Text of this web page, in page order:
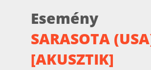
Esemény
SARASOTA
[AKUSZTIK]